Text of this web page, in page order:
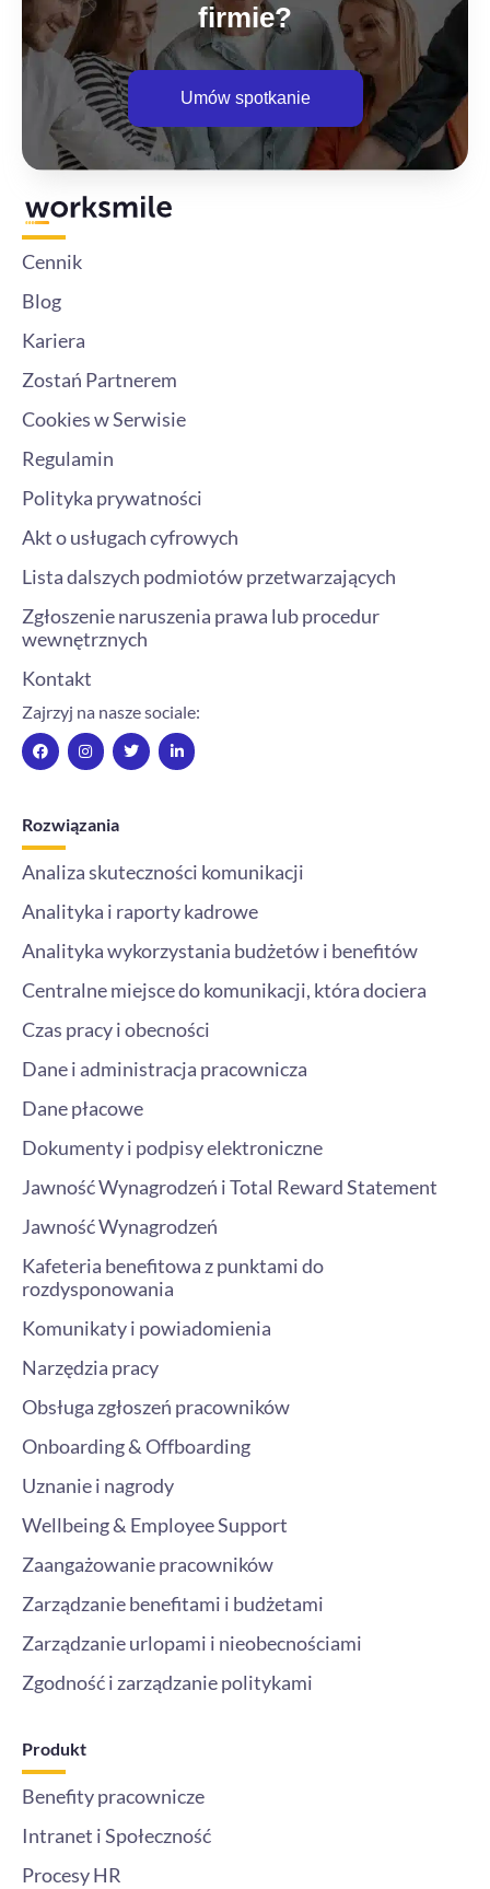
firmie?
Umów spotkanie
Cennik
Blog
Kariera
Zostań Partnerem
Cookies w Serwisie
Regulamin
Polityka prywatności
Akt o usługach cyfrowych
Lista dalszych podmiotów przetwarzających
Zgłoszenie naruszenia prawa lub procedur
wewnętrznych
Kontakt
Zajrzyj na nasze sociale:
F
a
c
o
k
I
n
s
r
T
w
i
L
i
n
-
i
Rozwiązania
Analiza skuteczności komunikacji
Analityka i raporty kadrowe
Analityka wykorzystania budżetów i benefitów
Centralne miejsce do komunikacji, która dociera
Czas pracy i obecności
Dane i administracja pracownicza
Dane płacowe
Dokumenty i podpisy elektroniczne
Jawność Wynagrodzeń i Total Reward Statement
Jawność Wynagrodzeń
Kafeteria benefitowa z punktami do
rozdysponowania
Komunikaty i powiadomienia
Narzędzia pracy
Obsługa zgłoszeń pracowników
Onboarding & Offboarding
Uznanie i nagrody
Wellbeing & Employee Support
Zaangażowanie pracowników
Zarządzanie benefitami i budżetami
Zarządzanie urlopami i nieobecnościami
Zgodność i zarządzanie politykami
Produkt
Benefity pracownicze
Intranet i Społeczność
Procesy HR